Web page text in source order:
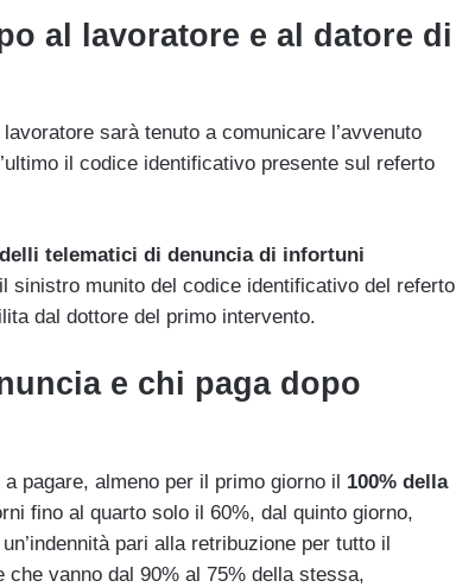
al lavoratore e al datore di
sarà tenuto a comunicare l’avvenuto
il codice identificativo presente sul referto
telematici di denuncia di infortuni
sinistro munito del codice identificativo del referto
dal dottore del primo intervento.
e chi paga dopo
pagare, almeno per il primo giorno il 100% della
fino al quarto solo il 60%, dal quinto giorno,
pari alla retribuzione per tutto il
vanno dal 90% al 75% della stessa,